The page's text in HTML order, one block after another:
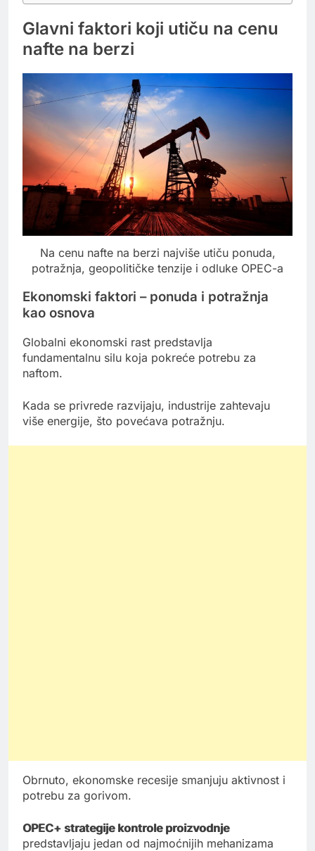
Glavni faktori koji utiču na cenu
nafte na berzi
Na cenu nafte na berzi najviše utiču ponuda,
potražnja, geopolitičke tenzije i odluke OPEC-a
Ekonomski faktori – ponuda i potražnja
kao osnova
Globalni ekonomski rast predstavlja
fundamentalnu silu koja pokreće potrebu za
naftom.
Kada se privrede razvijaju, industrije zahtevaju
više energije, što povećava potražnju.
Obrnuto, ekonomske recesije smanjuju aktivnost i
potrebu za gorivom.
OPEC+ strategije kontrole proizvodnje
predstavljaju jedan od najmoćnijih mehanizama